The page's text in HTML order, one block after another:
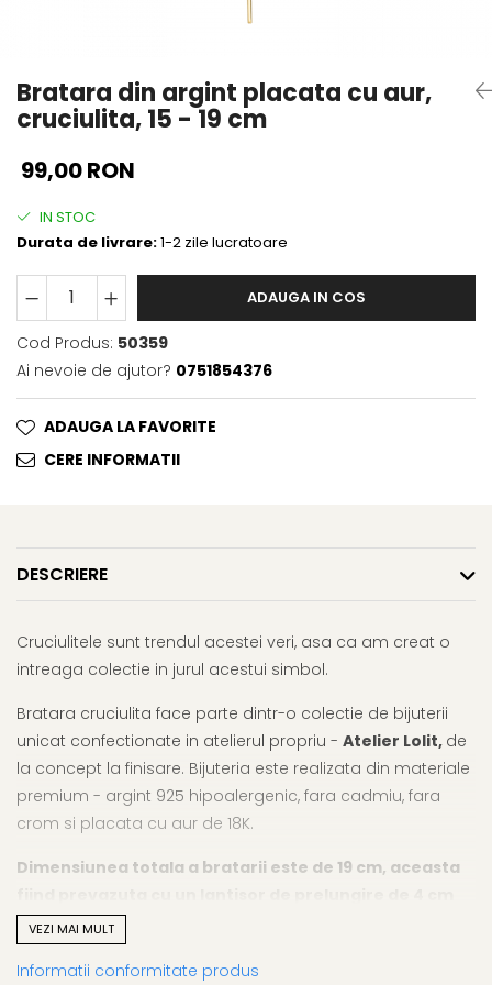
Bratara din argint placata cu aur,
cruciulita, 15 - 19 cm
99,00 RON
IN STOC
Durata de livrare:1-2 zile lucratoare
ADAUGA IN COS
Cod Produs: 50359
Ai nevoie de ajutor? 0751854376
ADAUGA LA FAVORITE
CERE INFORMATII
DESCRIERE
Cruciulitele sunt trendul acestei veri, asa ca am creat o
intreaga colectie in jurul acestui simbol.
Bratara cruciulita face parte dintr-o colectie de bijuterii
unicat confectionate in atelierul propriu - Atelier Lolit, de
la concept la finisare. Bijuteria este realizata din materiale
premium - argint 925 hipoalergenic, fara cadmiu, fara
crom si placata cu aur de 18K.
Dimensiunea totala a bratarii este de 19 cm, aceasta
(15+4cm).
Bijuteria vine ambalata intr-o cutie pentru bijuterii, insotita
VEZI MAI MULT
Informatii conformitate produs